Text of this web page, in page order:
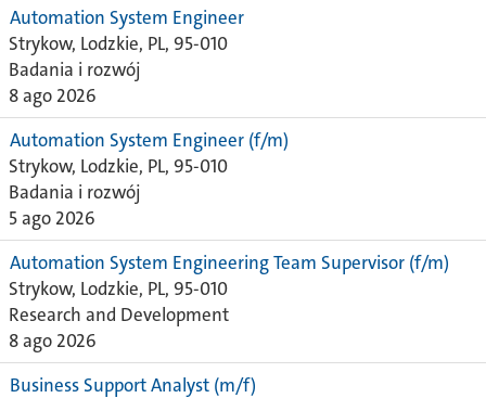
Automation System Engineer
Strykow, Lodzkie, PL, 95-010
Badania i rozwój
8 ago 2026
Automation System Engineer (f/m)
Strykow, Lodzkie, PL, 95-010
Badania i rozwój
5 ago 2026
Automation System Engineering Team Supervisor (f/m)
Strykow, Lodzkie, PL, 95-010
Research and Development
8 ago 2026
Business Support Analyst (m/f)